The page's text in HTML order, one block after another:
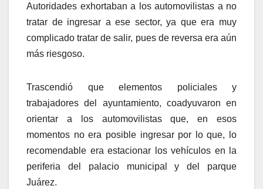
Autoridades exhortaban a los automovilistas a no
tratar de ingresar a ese sector, ya que era muy
complicado tratar de salir, pues de reversa era aún
más riesgoso.
Trascendió que elementos policiales y
trabajadores del ayuntamiento, coadyuvaron en
orientar a los automovilistas que, en esos
momentos no era posible ingresar por lo que, lo
recomendable era estacionar los vehículos en la
periferia del palacio municipal y del parque
Juárez.